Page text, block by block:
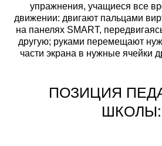
упражнения, учащиеся все
движении: двигают пальцами
на панелях SMART,
другую; руками перемещают
части экрана в нужные ячейки
ПОЗИЦИЯ
ШКОЛЫ: